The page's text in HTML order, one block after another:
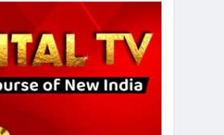
गाजा युद्धविराम को लेकर बड़ी खबरें